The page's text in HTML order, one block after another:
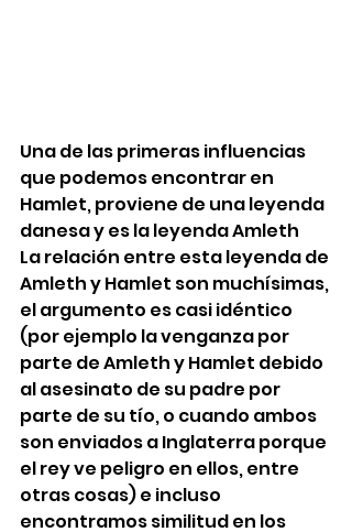
Una de las primeras influencias
que podemos encontrar en
Hamlet, proviene de una leyenda
danesa y es la leyenda Amleth
La relación entre esta leyenda de
Amleth y Hamlet son muchísimas,
el argumento es casi idéntico
(por ejemplo la venganza por
parte de Amleth y Hamlet debido
al asesinato de su padre por
parte de su tío, o cuando ambos
son enviados a Inglaterra porque
el rey ve peligro en ellos, entre
otras cosas) e incluso
encontramos similitud en los